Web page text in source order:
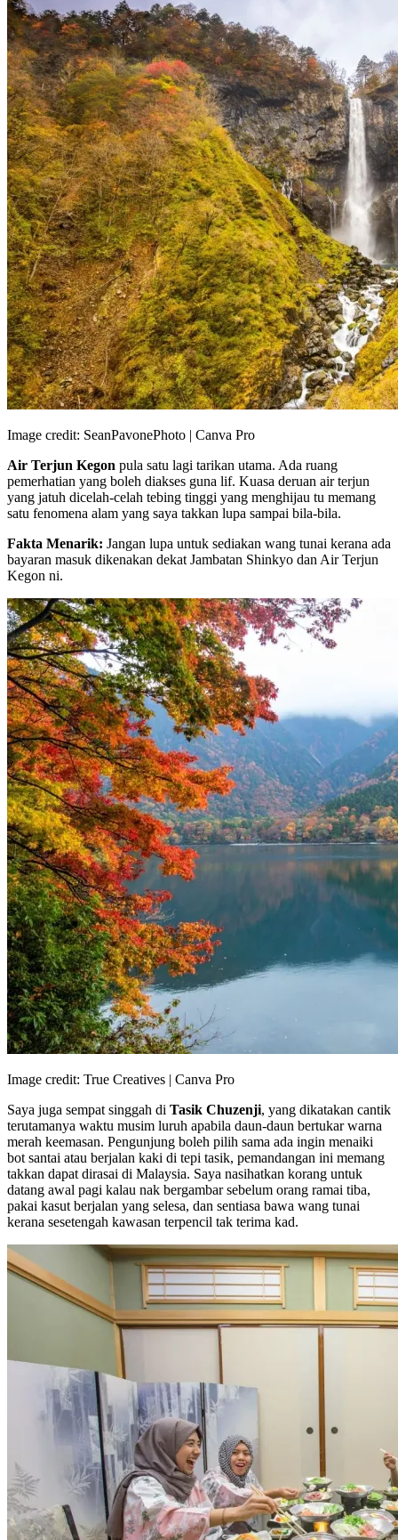
Image credit: SeanPavonePhoto | Canva Pro
Air Terjun Kegon pula satu lagi tarikan utama. Ada ruang
pemerhatian yang boleh diakses guna lif. Kuasa deruan air terjun
yang jatuh dicelah-celah tebing tinggi yang menghijau tu memang
satu fenomena alam yang saya takkan lupa sampai bila-bila.
Fakta Menarik: Jangan lupa untuk sediakan wang tunai kerana ada
bayaran masuk dikenakan dekat Jambatan Shinkyo dan Air Terjun
Kegon ni.
Image credit: True Creatives | Canva Pro
Saya juga sempat singgah di Tasik Chuzenji, yang dikatakan cantik
terutamanya waktu musim luruh apabila daun-daun bertukar warna
merah keemasan. Pengunjung boleh pilih sama ada ingin menaiki
bot santai atau berjalan kaki di tepi tasik, pemandangan ini memang
takkan dapat dirasai di Malaysia. Saya nasihatkan korang untuk
datang awal pagi kalau nak bergambar sebelum orang ramai tiba,
pakai kasut berjalan yang selesa, dan sentiasa bawa wang tunai
kerana sesetengah kawasan terpencil tak terima kad.